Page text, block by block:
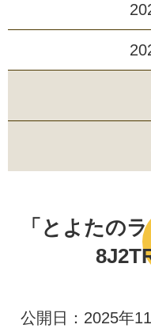
「とよたの
公開日：2025年